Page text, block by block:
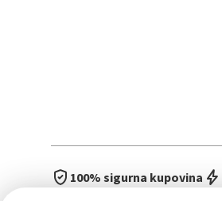
100% sigurna kupovina